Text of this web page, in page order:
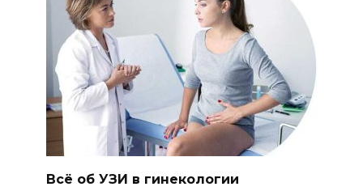
Всё об УЗИ в гинекологии